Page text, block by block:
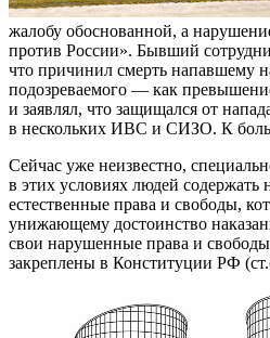
жалобу обоснованной, а
против России». Бывший
что причинил смерть напавшему
подозреваемого — как
и заявлял, что защищался от
в нескольких ИВС и СИЗО. К
Сейчас уже неизвестно,
в этих условиях людей содержать
естественные права и свободы,
унижающему достоинство
свои нарушенные права и
закреплены в Конституции РФ